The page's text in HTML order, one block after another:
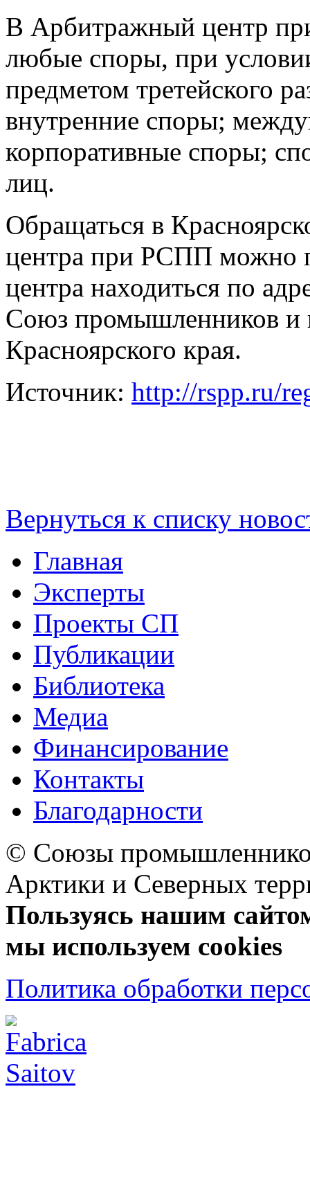
В Арбитражный центр
любые споры, при
предметом третейского
внутренние споры;
корпоративные споры;
лиц.
Обращаться в
центра при РСПП можно
центра находиться по
Союз промышленников и
Красноярского края.
Источник: http://rspp.ru/
Вернуться к списку
Главная
Эксперты
Проекты СП
Публикации
Библиотека
Медиа
Финансирование
Контакты
Благодарности
© Союзы
Арктики и Северных
Пользуясь нашим
мы используем cookies
Политика обработки